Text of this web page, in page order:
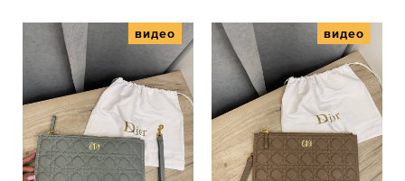
видео видео